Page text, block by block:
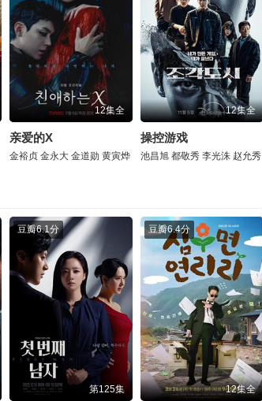
12集全
亲爱的X
金裕贞 金永大 金道勋 黄寅烨
12集全
操控游戏
池昌旭 都敬秀 李光洙 赵允秀
豆瓣6.1分
第125集
豆瓣6.4分
12集全